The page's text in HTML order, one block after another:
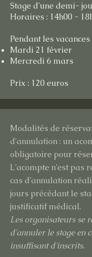
Stage d'une demi-
Horaires : 14h00 -
Pendant les
Mardi 21 février
Mercredi 6 mars
Prix : 120 euros
Modalités de
d'annulation : un
obligatoire pour
L'acompte n'est pas
cas d'annulation
jours précédant le
justificatif médical.
Les organisateurs se
d'annuler le stage en
insuffisant d'inscrits.